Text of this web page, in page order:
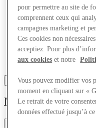
Michael Kors
pour permettre au site de
comprennent ceux qui
campagnes marketing et
Ces cookies non
acceptiez. Pour plus
aux cookies et notre
Vous pouvez modifier vos
moment en cliquant sur «
Le retrait de votre
données effectué jusqu’à